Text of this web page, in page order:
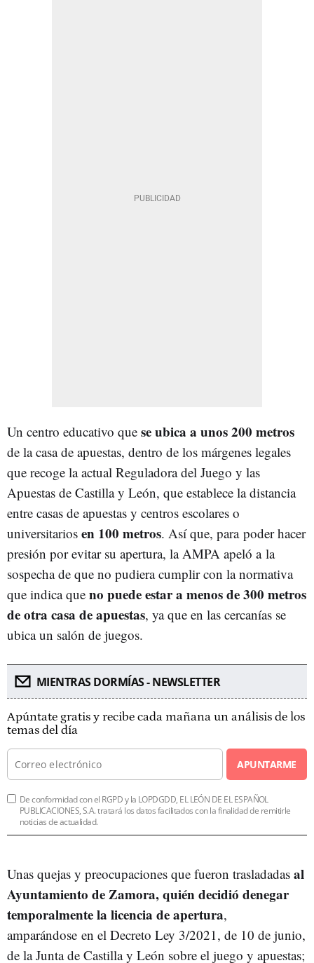
Un centro educativo que se ubica a unos 200 metros
de la casa de apuestas, dentro de los márgenes legales
que recoge la actual Reguladora del Juego y las
Apuestas de Castilla y León, que establece la distancia
entre casas de apuestas y centros escolares o
universitarios en 100 metros. Así que, para poder hacer
presión por evitar su apertura, la AMPA apeló a la
sospecha de que no pudiera cumplir con la normativa
que indica que no puede estar a menos de 300 metros
de otra casa de apuestas, ya que en las cercanías se
ubica un salón de juegos.
MIENTRAS DORMÍAS - NEWSLETTER
Apúntate gratis y recibe cada mañana un análisis de los
temas del día
APUNTARME
De conformidad con el RGPD y la LOPDGDD, EL LEÓN DE EL ESPAÑOL
PUBLICACIONES, S.A. tratará los datos facilitados con la finalidad de remitirle
noticias de actualidad.
Unas quejas y preocupaciones que fueron trasladadas al
Ayuntamiento de Zamora, quién decidió denegar
temporalmente la licencia de apertura,
amparándose en el Decreto Ley 3/2021, de 10 de junio,
de la Junta de Castilla y León sobre el juego y apuestas;